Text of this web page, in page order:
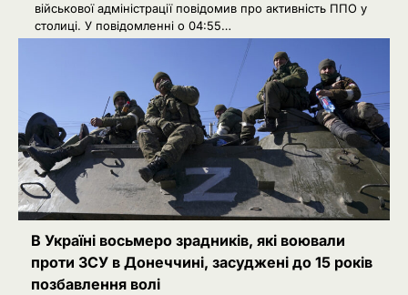
військової адміністрації повідомив про активність ППО у
столиці. У повідомленні о 04:55…
В Україні восьмеро зрадників, які воювали
проти ЗСУ в Донеччині, засуджені до 15 років
позбавлення волі